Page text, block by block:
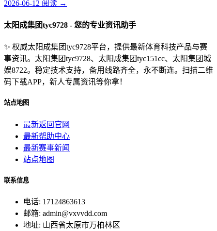
2026-06-12 阅读 →
太阳成集团tyc9728 - 您的专业资讯助手
✨ 权威太阳成集团tyc9728平台，提供最新体育科技产品与赛
事资讯。太阳集团tyc9728、太阳成集团tyc151cc、太阳集团城
娱8722。稳定技术支持，备用线路齐全，永不断连。扫描二维
码下载APP，新人专属资讯等你拿！
站点地图
最新返回官网
最新帮助中心
最新赛事新闻
站点地图
联系信息
电话: 17124863613
邮箱: admin@vxvvdd.com
地址: 山西省太原市万柏林区